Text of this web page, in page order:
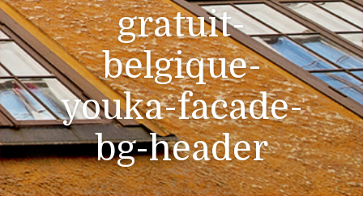
gratuit-
belgique-
youka-facade-
bg-header